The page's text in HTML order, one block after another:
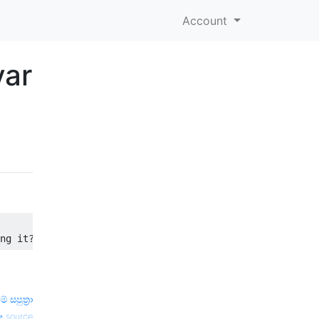
Account
සපුත්‍රා
source